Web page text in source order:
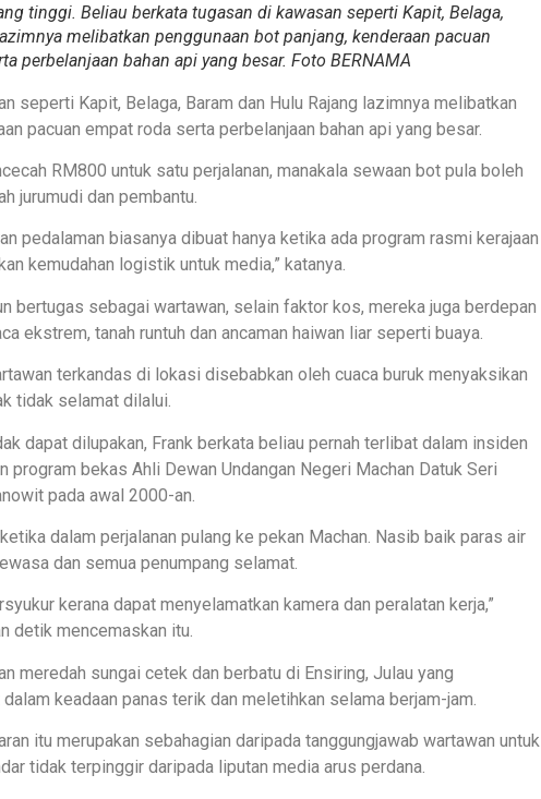
tinggi. Beliau berkata tugasan di kawasan seperti Kapit, Belaga,
melibatkan penggunaan bot panjang, kenderaan pacuan
perbelanjaan bahan api yang besar. Foto BERNAMA
seperti Kapit, Belaga, Baram dan Hulu Rajang lazimnya melibatkan
pacuan empat roda serta perbelanjaan bahan api yang besar.
RM800 untuk satu perjalanan, manakala sewaan bot pula boleh
jurumudi dan pembantu.
pedalaman biasanya dibuat hanya ketika ada program rasmi kerajaan
kemudahan logistik untuk media,” katanya.
bertugas sebagai wartawan, selain faktor kos, mereka juga berdepan
ekstrem, tanah runtuh dan ancaman haiwan liar seperti buaya.
terkandas di lokasi disebabkan oleh cuaca buruk menyaksikan
tidak selamat dilalui.
dapat dilupakan, Frank berkata beliau pernah terlibat dalam insiden
program bekas Ahli Dewan Undangan Negeri Machan Datuk Seri
pada awal 2000-an.
dalam perjalanan pulang ke pekan Machan. Nasib baik paras air
dan semua penumpang selamat.
kerana dapat menyelamatkan kamera dan peralatan kerja,”
detik mencemaskan itu.
meredah sungai cetek dan berbatu di Ensiring, Julau yang
keadaan panas terik dan meletihkan selama berjam-jam.
itu merupakan sebahagian daripada tanggungjawab wartawan untuk
tidak terpinggir daripada liputan media arus perdana.